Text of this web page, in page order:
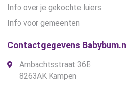
Info over je gekochte luiers
Info voor gemeenten
Contactgegevens Babybum.nl
Ambachtsstraat 36B
8263AK Kampen